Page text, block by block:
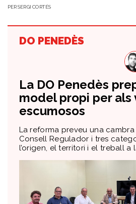
PERSERGI CORTÉS
DO PENEDÈS
​La DO Penedès
model propi per als
escumosos
La reforma preveu una
Consell Regulador i tres
l’origen, el territori i el treball a